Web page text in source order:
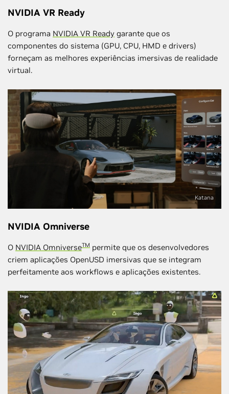
NVIDIA VR Ready
O programa NVIDIA VR Ready garante que os
componentes do sistema (GPU, CPU, HMD e drivers)
forneçam as melhores experiências imersivas de realidade
virtual.
Katana
NVIDIA Omniverse
O NVIDIA OmniverseTM permite que os desenvolvedores
criem aplicações OpenUSD imersivas que se integram
perfeitamente aos workflows e aplicações existentes.